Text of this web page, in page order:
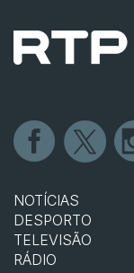
NOTÍCIAS
DESPORTO
TELEVISÃO
RÁDIO